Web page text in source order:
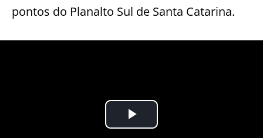
pontos do Planalto Sul de Santa Catarina.